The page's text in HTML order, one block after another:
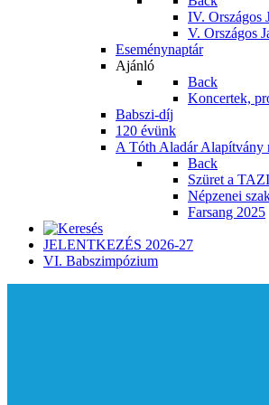
IV. Országos
V. Országos
Eseménynaptár
Ajánló
Back
Koncertek,
Babszi-díj
120 évünk
A Tóth Aladár Alapítvány
Back
Szüret a
Népzenei
Farsang 2025
JELENTKEZÉS 2026-27
VI. Babszimpózium